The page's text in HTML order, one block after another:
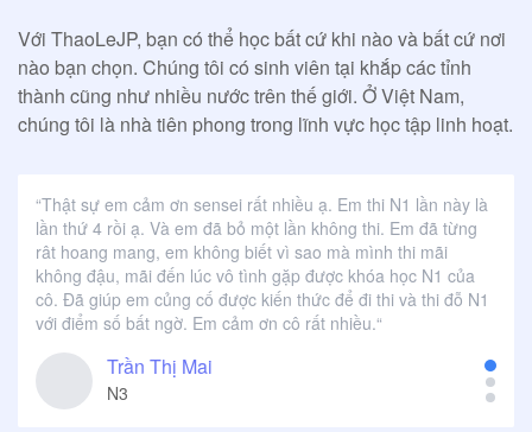
Với ThaoLeJP, bạn có thể học bất cứ khi nào và bất cứ nơi
nào bạn chọn. Chúng tôi có sinh viên tại khắp các tỉnh
thành cũng như nhiều nước trên thế giới. Ở Việt Nam,
chúng tôi là nhà tiên phong trong lĩnh vực học tập linh hoạt.
“Thật sự em cảm ơn sensei rất nhiều ạ. Em thi N1 lần này là
lần thứ 4 rồi ạ. Và em đã bỏ một lần không thi. Em đã từng
rât hoang mang, em không biết vì sao mà mình thi mãi
không đậu, mãi đến lúc vô tình gặp được khóa học N1 của
cô. Đã giúp em củng cố được kiến thức để đi thi và thi đỗ N1
với điểm số bất ngờ. Em cảm ơn cô rất nhiều.“
Trần Thị Mai
N3